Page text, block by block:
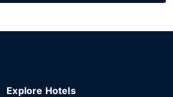
Explore Hotels